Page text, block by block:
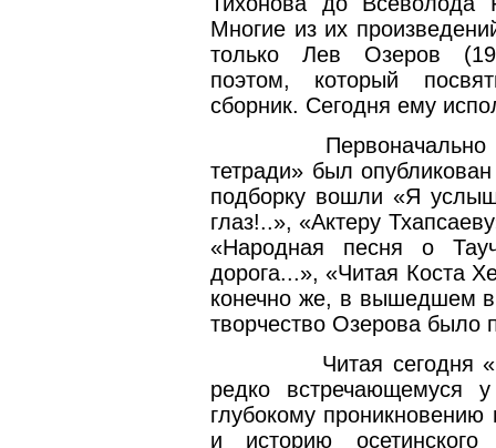
Многие из их
только Лев Озеров
поэтом, который
сборник. Сегодня ему
Первоначально
тетради» был
подборку вошли «Я
глаз!..», «Актеру
«Народная песня о
дорога...», «Читая Коста
конечно же, в вышедшем
творчество Озерова было
Читая сегодня
редко встречающемуся
глубокому проникновению
и историю